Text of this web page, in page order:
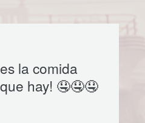
la comida
hay! 🤤🤤🤤